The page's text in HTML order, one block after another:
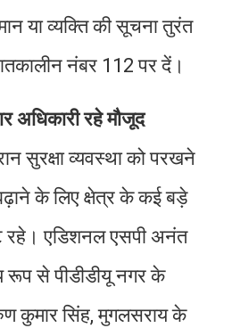
या व्यक्ति की सूचना तुरंत
नंबर 112 पर दें।
अधिकारी रहे मौजूद
सुरक्षा व्यवस्था को परखने
के लिए क्षेत्र के कई बड़े
रहे। एडिशनल एसपी अनंत
से पीडीडीयू नगर के
कुमार सिंह, मुगलसराय के